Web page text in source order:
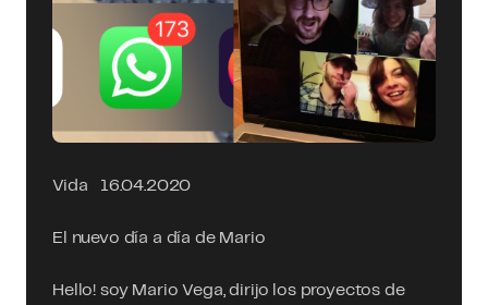
Vida 16.04.2020
El nuevo día a día de Mario
Hello! soy Mario Vega, dirijo los proyectos de